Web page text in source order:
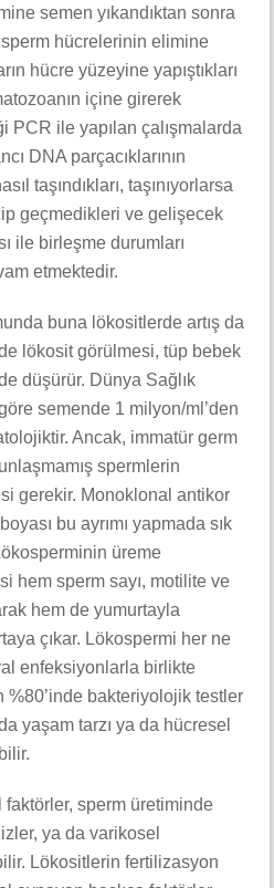
semen yıkandıktan sonra
sperm hücrelerinin elimine
hücre yüzeyine yapıştıkları
içine girerek
PCR ile yapılan çalışmalarda
DNA parçacıklarının
taşındıkları, taşınıyorlarsa
geçmedikleri ve gelişecek
ile birleşme durumları
etmektedir.
buna lökositlerde artış da
lökosit görülmesi, tüp bebek
düşürür. Dünya Sağlık
semende 1 milyon/ml’den
Ancak, immatür germ
spermlerin
gerekir. Monoklonal antikor
bu ayrımı yapmada sık
üreme
hem sperm sayı, motilite ve
hem de yumurtayla
çıkar. Lökospermi her ne
enfeksiyonlarla birlikte
%80’inde bakteriyolojik testler
yaşam tarzı ya da hücresel
sperm üretiminde
ya da varikosel
Lökositlerin fertilizasyon